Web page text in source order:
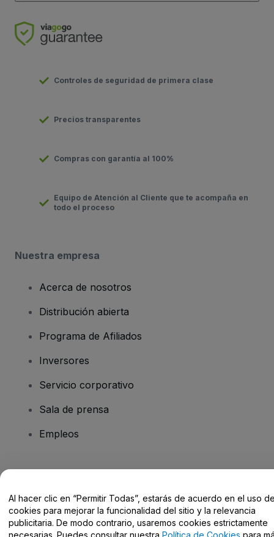
Controles de seguridad de primera clase
Precios transparentes
Compras con garantía al 100%
Equipo de Atención al Cliente que te acompaña en
todo el proceso
Nuestra empresa
Acerca de nosotros
Distribución abierta
Programa de Afiliados
Inversores
Servicio corporativo
Sala de prensa
Empleos
Centro de Ayuda / Contacto
Al hacer clic en “Permitir Todas”, estarás de acuerdo en el uso
cookies para mejorar la funcionalidad del sitio y la relevancia
publicitaria. De modo contrario, usaremos cookies estrictamente
necesarias. Puedes consultar nuestra Política de Cookies para